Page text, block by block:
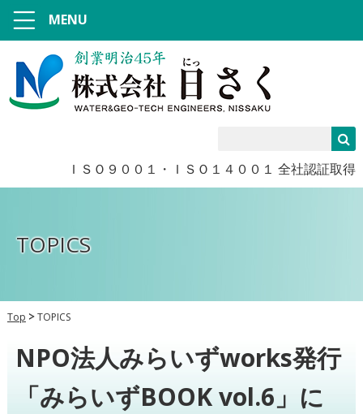
ＩＳＯ９００１・ＩＳＯ１４００１ 全社認証取得
MENU
TOPICS
Top TOPICS
NPO法人みらいずworks発行
「みらいずBOOK vol.6」に